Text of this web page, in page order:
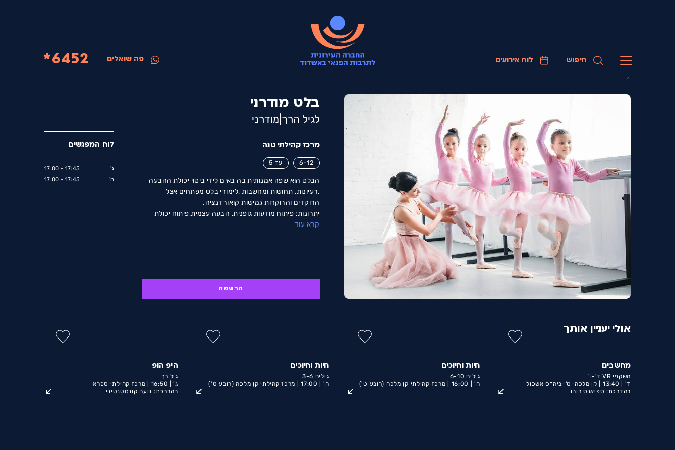
6452* פה שואלים לוח אירועים חיפוש
בלט מודרני
לגיל הרך|מודרני
מרכז קהילתי טנה
6-12 עד 5
הבלט הוא שפה אמנותית בה באים לידי ביטוי יכולת ההבעה
,רעיונות, תחושות ומחשבות ,לימודי בלט מפתחים אצל
הרוקדים והרוקדות גמישות קואורדנציה.
יתרונות: פיתוח מודעות גופנית, הבעה עצמית,פיתוח יכולת
התמצאות במרחב שיווי משקל
קרא עוד
הרשמה
לוח המפגשים
ג'
17:45 - 17:00
ה'
17:45 - 17:00
אולי יעניין אותך
מחשבים
משקפי VR ד'-ו'
ד' |
13:40 |
קן מלכה-ט'-ביה״ס אשכול
בהדרכת: ספיאנס רובו
חיות וחיוכים
גילים 6-10
ה' |
16:00 | מרכז קהילתי קן מלכה (רובע ט')
חיות וחיוכים
גילים 3-6
ה' |
17:00 | מרכז קהילתי קן מלכה (רובע ט')
היפ הופ
גיל רך
ג' | 16:50 |
מרכז קהילתי ספרא
בהדרכת: נועה קונסטנטיני